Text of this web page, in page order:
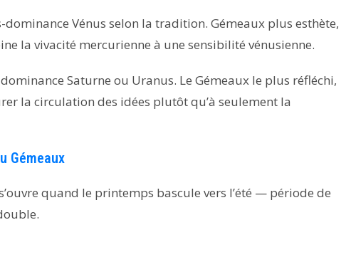
dominance Vénus selon la tradition. Gémeaux plus esthète,
la vivacité mercurienne à une sensibilité vénusienne.
Saturne ou Uranus. Le Gémeaux le plus réfléchi,
la circulation des idées plutôt qu’à seulement la
Gémeaux
quand le printemps bascule vers l’été — période de